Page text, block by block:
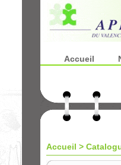
Accueil
Accueil >